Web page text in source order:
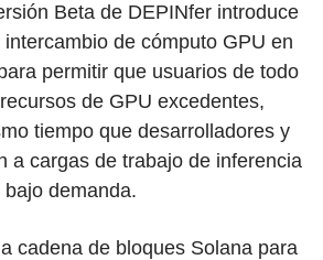
Beta de DEPINfer introduce
de cómputo GPU en
permitir que usuarios de todo
de GPU excedentes,
tiempo que desarrolladores y
a cargas de trabajo de inferencia
demanda.
cadena de bloques Solana para